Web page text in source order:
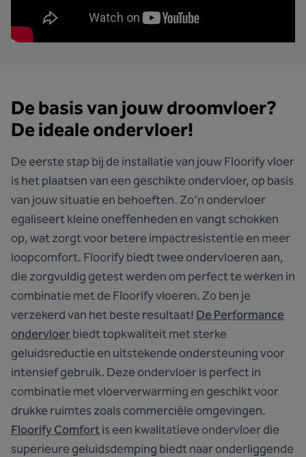
De basis van jouw droomvloer?
De ideale ondervloer!
De eerste stap bij de installatie van jouw Floorify vloer
is het plaatsen van een geschikte ondervloer, op basis
van jouw situatie en behoeften. Zo’n ondervloer
egaliseert kleine oneffenheden en vangt schokken
op, wat zorgt voor betere impactresistentie en meer
loopcomfort. Floorify biedt twee ondervloeren aan,
die zorgvuldig getest werden om perfect te werken in
combinatie met de Floorify vloeren. Zo ben je
verzekerd van het beste resultaat! De Performance
ondervloerbiedt topkwaliteit met sterke
geluidsreductie en uitstekende ondersteuning voor
intensief gebruik. Deze ondervloer is perfect in
combinatie met vloerverwarming en geschikt voor
drukke ruimtes zoals commerciële omgevingen.
Floorify Comfortis een kwalitatieve ondervloer die
superieure geluidsdemping biedt naar onderliggende